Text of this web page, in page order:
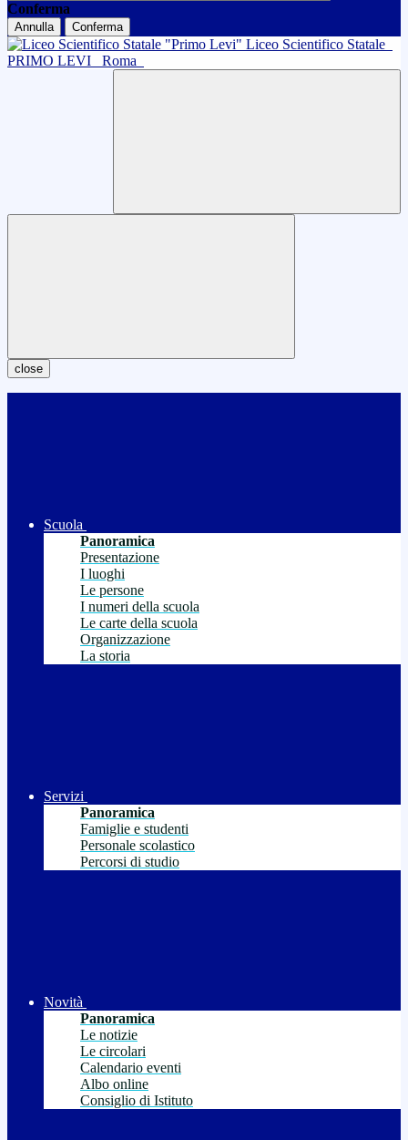
Conferma
Annulla Conferma
Liceo Scientifico Statale
PRIMO LEVI
Roma
close
Scuola
Panoramica
Presentazione
I luoghi
Le persone
I numeri della scuola
Le carte della scuola
Organizzazione
La storia
Servizi
Panoramica
Famiglie e studenti
Personale scolastico
Percorsi di studio
Novità
Panoramica
Le notizie
Le circolari
Calendario eventi
Albo online
Consiglio di Istituto